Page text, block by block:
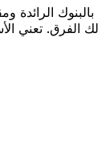
لك الفرق. تعني